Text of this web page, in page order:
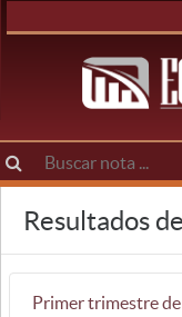
Resultados
Primer trimestre